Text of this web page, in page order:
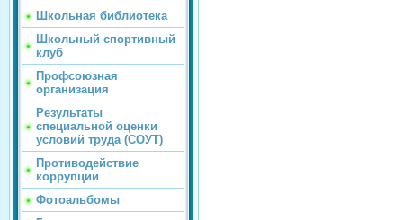
Школьная библиотека
Школьный спортивный
клуб
Профсоюзная
организация
Результаты
специальной оценки
условий труда (СОУТ)
Противодействие
коррупции
Фотоальбомы